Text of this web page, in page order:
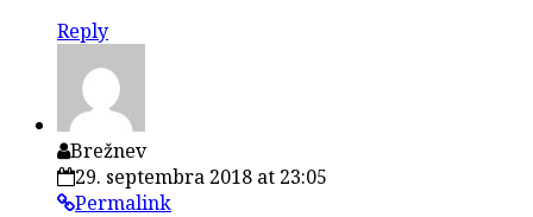
Reply
Brežnev
29. septembra 2018 at 23:05
Permalink